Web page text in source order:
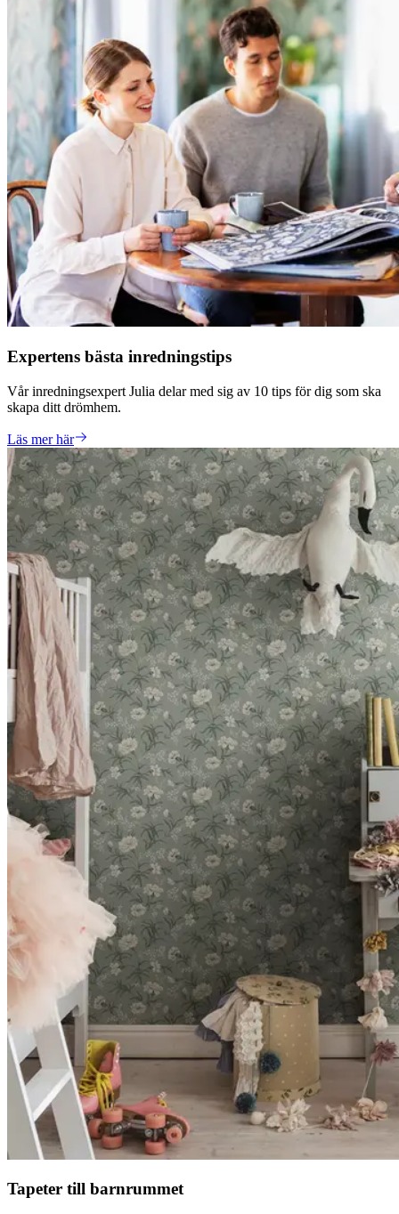
Expertens bästa inredningstips
Vår inredningsexpert Julia delar med sig av 10 tips för dig som ska
skapa ditt drömhem.
Läs mer här
Tapeter till barnrummet